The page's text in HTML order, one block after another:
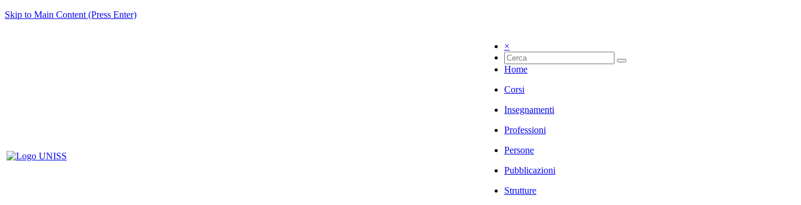
Skip to Main Content (Press Enter)
×
Home
Corsi
Insegnamenti
Professioni
Persone
Pubblicazioni
Strutture